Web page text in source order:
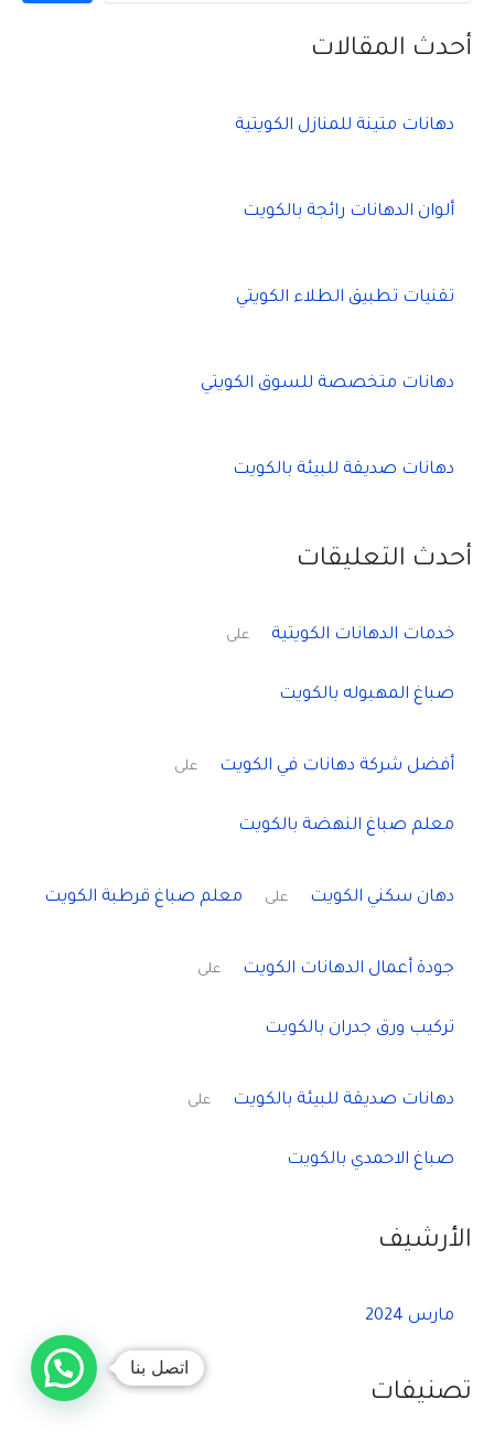
أحدث المقالات
دهانات متينة للمنازل الكويتية
ألوان الدهانات رائجة بالكويت
تقنيات تطبيق الطلاء الكويتي
دهانات متخصصة للسوق الكويتي
دهانات صديقة للبيئة بالكويت
أحدث التعليقات
خدمات الدهانات الكويتية على
صباغ المهبوله بالكويت
أفضل شركة دهانات في الكويت على
معلم صباغ النهضة بالكويت
دهان سكني الكويت على معلم صباغ قرطبة الكويت
جودة أعمال الدهانات الكويت على
تركيب ورق جدران بالكويت
دهانات صديقة للبيئة بالكويت على
صباغ الاحمدي بالكويت
الأرشيف
مارس 2024
تصنيفات
اتصل بنا